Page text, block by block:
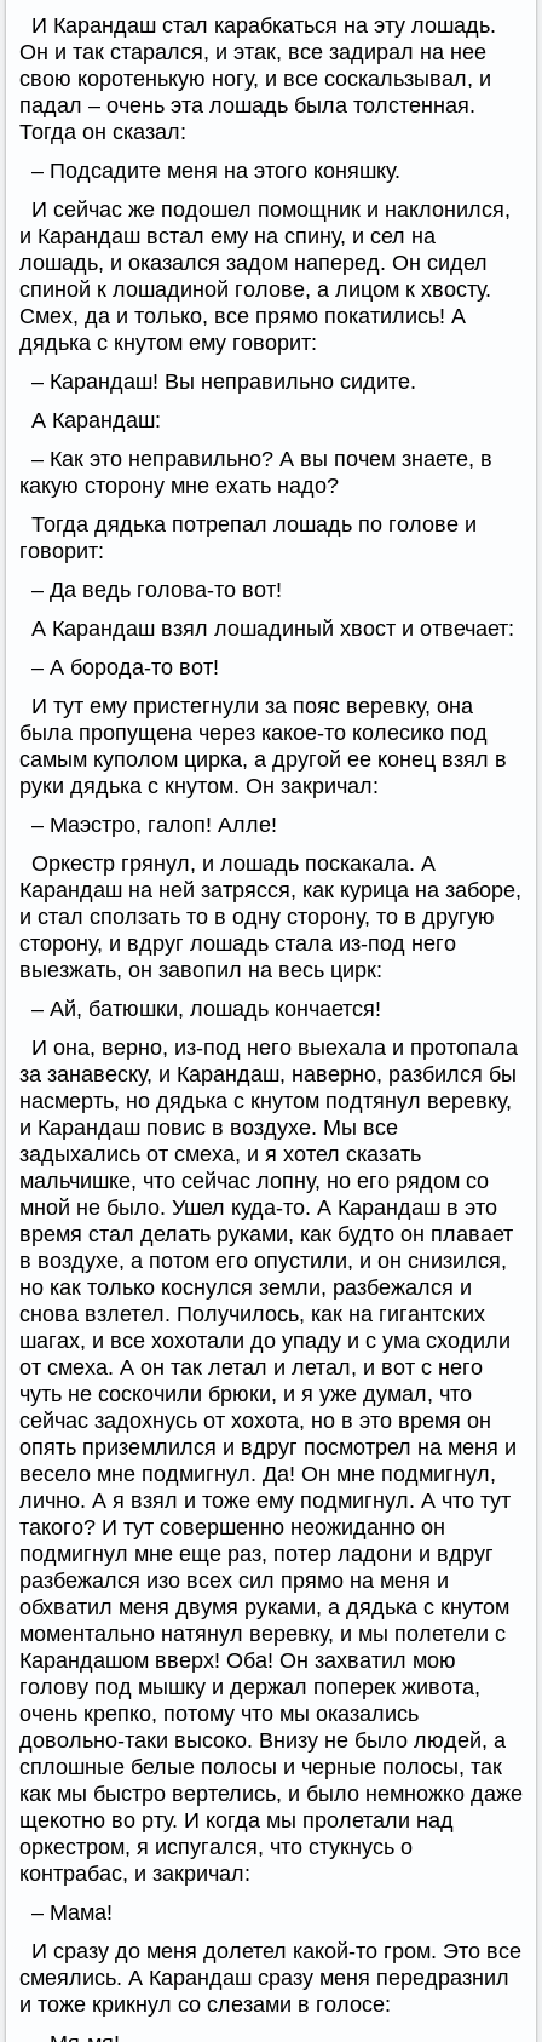
И Карандаш стал карабкаться на эту лошадь.
Он и так старался, и этак, все задирал на нее
свою коротенькую ногу, и все соскальзывал, и
падал – очень эта лошадь была толстенная.
Тогда он сказал:
– Подсадите меня на этого коняшку.
И сейчас же подошел помощник и наклонился,
и Карандаш встал ему на спину, и сел на
лошадь, и оказался задом наперед. Он сидел
спиной к лошадиной голове, а лицом к хвосту.
Смех, да и только, все прямо покатились! А
дядька с кнутом ему говорит:
– Карандаш! Вы неправильно сидите.
А Карандаш:
– Как это неправильно? А вы почем знаете, в
какую сторону мне ехать надо?
Тогда дядька потрепал лошадь по голове и
говорит:
– Да ведь голова-то вот!
А Карандаш взял лошадиный хвост и отвечает:
– А борода-то вот!
И тут ему пристегнули за пояс веревку, она
была пропущена через какое-то колесико под
самым куполом цирка, а другой ее конец взял в
руки дядька с кнутом. Он закричал:
– Маэстро, галоп! Алле!
Оркестр грянул, и лошадь поскакала. А
Карандаш на ней затрясся, как курица на заборе,
и стал сползать то в одну сторону, то в другую
сторону, и вдруг лошадь стала из-под него
выезжать, он завопил на весь цирк:
– Ай, батюшки, лошадь кончается!
И она, верно, из-под него выехала и протопала
за занавеску, и Карандаш, наверно, разбился бы
насмерть, но дядька с кнутом подтянул веревку,
и Карандаш повис в воздухе. Мы все
задыхались от смеха, и я хотел сказать
мальчишке, что сейчас лопну, но его рядом со
мной не было. Ушел куда-то. А Карандаш в это
время стал делать руками, как будто он плавает
в воздухе, а потом его опустили, и он снизился,
но как только коснулся земли, разбежался и
снова взлетел. Получилось, как на гигантских
шагах, и все хохотали до упаду и с ума сходили
от смеха. А он так летал и летал, и вот с него
чуть не соскочили брюки, и я уже думал, что
сейчас задохнусь от хохота, но в это время он
опять приземлился и вдруг посмотрел на меня и
весело мне подмигнул. Да! Он мне подмигнул,
лично. А я взял и тоже ему подмигнул. А что тут
такого? И тут совершенно неожиданно он
подмигнул мне еще раз, потер ладони и вдруг
разбежался изо всех сил прямо на меня и
обхватил меня двумя руками, а дядька с кнутом
моментально натянул веревку, и мы полетели с
Карандашом вверх! Оба! Он захватил мою
голову под мышку и держал поперек живота,
очень крепко, потому что мы оказались
довольно-таки высоко. Внизу не было людей, а
сплошные белые полосы и черные полосы, так
как мы быстро вертелись, и было немножко даже
щекотно во рту. И когда мы пролетали над
оркестром, я испугался, что стукнусь о
контрабас, и закричал:
– Мама!
И сразу до меня долетел какой-то гром. Это все
смеялись. А Карандаш сразу меня передразнил
и тоже крикнул со слезами в голосе: